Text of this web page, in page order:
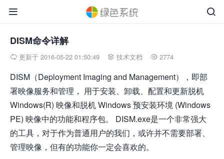


DISM命令详解
 更新于 2016-05-22 01:50:49  技术文档  2774
DISM（Deployment Imaging and Management），即部
署映像服务和管理， 用于安装、卸载、配置和更新脱机
Windows(R) 映像和脱机 Windows 预安装环境 (Windows
PE) 映像中的功能和程序包。 DISM.exe是一个非常强大
的工具，对于作为普通用户的我们，或许并不需要部署、
管理映像，但有的功能你一定会喜欢的。